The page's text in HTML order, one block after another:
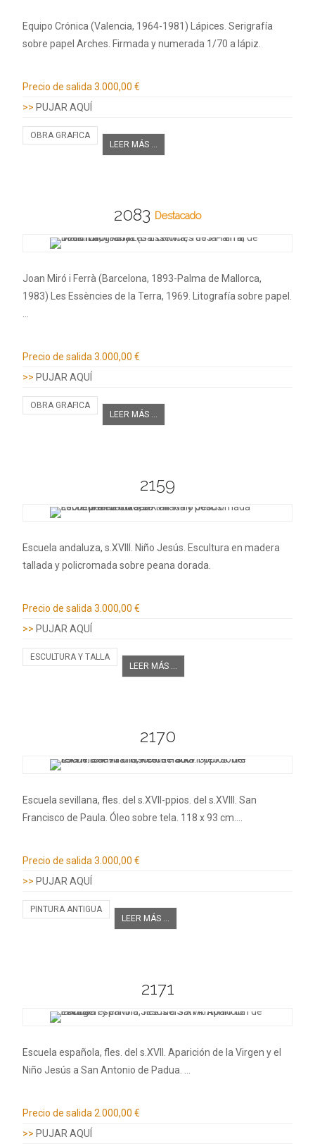
Equipo Crónica (Valencia, 1964-1981) Lápices. Serigrafía
sobre papel Arches. Firmada y numerada 1/70 a lápiz.
Precio de salida 3.000,00 €
>> PUJAR AQUÍ
OBRA GRAFICA
LEER MÁS ...
2083 Destacado
Joan Miró i Ferrà (Barcelona, 1893-Palma de Mallorca,
1983) Les Essències de la Terra, 1969. Litografía sobre papel.
Precio de salida 3.000,00 €
>> PUJAR AQUÍ
OBRA GRAFICA
LEER MÁS ...
2159
Escuela andaluza, s.XVIII. Niño Jesús. Escultura en madera
tallada y policromada sobre peana dorada.
Precio de salida 3.000,00 €
>> PUJAR AQUÍ
ESCULTURA Y TALLA
LEER MÁS ...
2170
Escuela sevillana, fles. del s.XVII-ppios. del s.XVIII. San
Francisco de Paula. Óleo sobre tela. 118 x 93 cm.…
Precio de salida 3.000,00 €
>> PUJAR AQUÍ
PINTURA ANTIGUA
LEER MÁS ...
2171
Escuela española, fles. del s.XVII. Aparición de la Virgen y el
Niño Jesús a San Antonio de Padua. …
Precio de salida 2.000,00 €
>> PUJAR AQUÍ